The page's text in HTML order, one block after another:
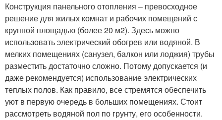
Конструкция панельного отопления – превосходное
решение для жилых комнат и рабочих помещений с
крупной площадью (более 20 м2). Здесь можно
использовать электрический обогрев или водяной. В
мелких помещениях (санузел, балкон или лоджия) трубы
разместить достаточно сложно. Потому допускается (и
даже рекомендуется) использование электрических
теплых полов. Как правило, все стремятся обеспечить
уют в первую очередь в больших помещениях. Стоит
рассмотреть водяной пол по грунту, его особенности.